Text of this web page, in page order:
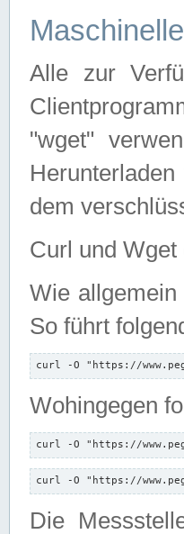
Alle zur
"wget"
dem
Curl und
Wie
So führt
curl -O "https://
Wohingegen
curl -O "https://
curl -O "https://
Die